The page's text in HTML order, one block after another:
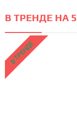
В ТРЕНДЕ НА
В ТРЕНДЕ